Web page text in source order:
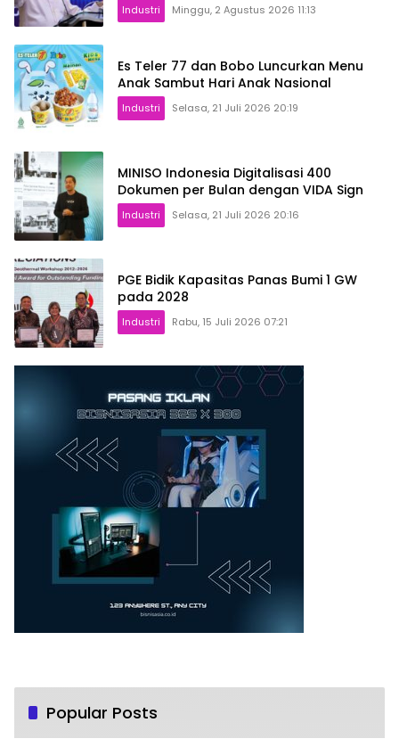
Industri Minggu, 2 Agustus 2026 11:13
Es Teler 77 dan Bobo Luncurkan Menu
Anak Sambut Hari Anak Nasional
Industri Selasa, 21 Juli 2026 20:19
MINISO Indonesia Digitalisasi 400
Dokumen per Bulan dengan VIDA Sign
Industri Selasa, 21 Juli 2026 20:16
PGE Bidik Kapasitas Panas Bumi 1 GW
pada 2028
Industri Rabu, 15 Juli 2026 07:21
Popular Posts